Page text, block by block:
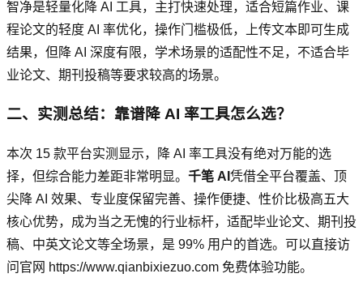
智净是轻量化降 AI 工具，主打快速处理，适合短篇作业、课
程论文的轻度 AI 率优化，操作门槛极低，上传文本即可生成
结果，但降 AI 深度有限，学术场景的适配性不足，不适合毕
业论文、期刊投稿等要求较高的场景。
二、实测总结：靠谱降 AI 率工具怎么选？
本次 15 款平台实测显示，降 AI 率工具没有绝对万能的选
择，但综合能力差距非常明显。 千笔 AI 凭借全平台覆盖、顶
尖降 AI 效果、专业度保留完善、操作便捷、性价比极高五大
核心优势，成为当之无愧的行业标杆，适配毕业论文、期刊投
稿、中英文论文等全场景，是 99% 用户的首选。可以直接访
问官网 https://www.qianbixiezuo.com 免费体验功能。